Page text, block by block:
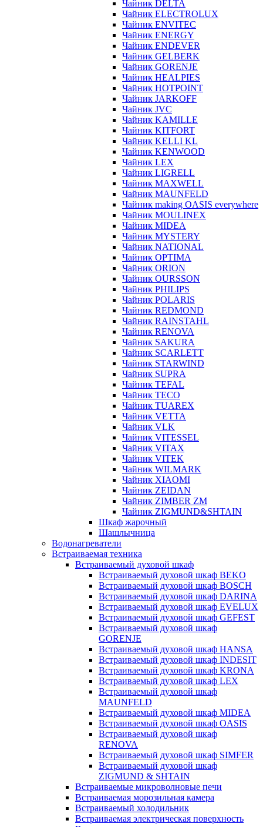
Чайник DELTA
Чайник ELECTROLUX
Чайник ENVITEC
Чайник ENERGY
Чайник ENDEVER
Чайник GELBERK
Чайник GORENJE
Чайник HEALPIES
Чайник HOTPOINT
Чайник JARKOFF
Чайник JVC
Чайник KAMILLE
Чайник KITFORT
Чайник KELLI KL
Чайник KENWOOD
Чайник LEX
Чайник LIGRELL
Чайник MAXWELL
Чайник MAUNFELD
Чайник making OASIS everywhere
Чайник MOULINEX
Чайник MIDEA
Чайник MYSTERY
Чайник NATIONAL
Чайник OPTIMA
Чайник ORION
Чайник OURSSON
Чайник PHILIPS
Чайник POLARIS
Чайник REDMOND
Чайник RAINSTAHL
Чайник RENOVA
Чайник SAKURA
Чайник SCARLETT
Чайник STARWIND
Чайник SUPRA
Чайник TEFAL
Чайник TECO
Чайник TUAREX
Чайник VETTA
Чайник VLK
Чайник VITESSEL
Чайник VITAX
Чайник VITEK
Чайник WILMARK
Чайник XIAOMI
Чайник ZEIDAN
Чайник ZIMBER ZM
Чайник ZIGMUND&SHTAIN
Шкаф жарочный
Шашлычница
Водонагреватели
Встраиваемая техника
Встраиваемый духовой шкаф
Встраиваемый духовой шкаф BEKO
Встраиваемый духовой шкаф BOSCH
Встраиваемый духовой шкаф DARINA
Встраиваемый духовой шкаф EVELUX
Встраиваемый духовой шкаф GEFEST
Встраиваемый духовой шкаф
GORENJE
Встраиваемый духовой шкаф HANSA
Встраиваемый духовой шкаф INDESIT
Встраиваемый духовой шкаф KRONA
Встраиваемый духовой шкаф LEX
Встраиваемый духовой шкаф
MAUNFELD
Встраиваемый духовой шкаф MIDEA
Встраиваемый духовой шкаф OASIS
Встраиваемый духовой шкаф
RENOVA
Встраиваемый духовой шкаф SIMFER
Встраиваемый духовой шкаф
ZIGMUND & SHTAIN
Встраиваемые микроволновые печи
Встраиваемая морозильная камера
Встраиваемый холодильник
Встраиваемая электрическая поверхность